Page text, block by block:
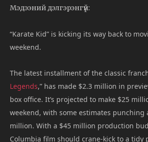
Мэдээний дэлгэрэнгүй:
“Karate Kid” is kicking its way back to
weekend.
The latest installment of the classic
Legends,” has made $2.3 million in
box office. It’s projected to make $25
weekend, with some estimates punching
million. With a $45 million production
Columbia film should crane-kick to a tidy